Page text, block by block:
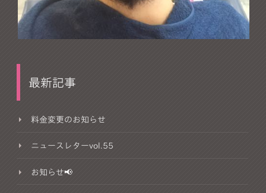
最新記事
料金変更のお知らせ
ニュースレターvol.55
お知らせ📢